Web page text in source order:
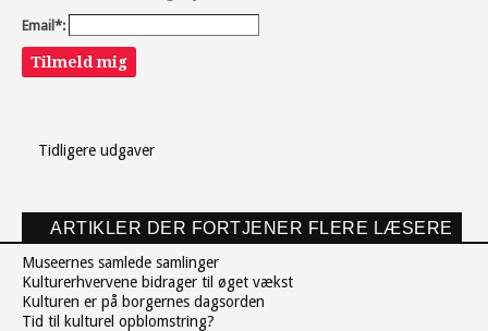
Email*:
Tilmeld mig
Tidligere udgaver
ARTIKLER DER FORTJENER FLERE LÆSERE
Museernes samlede samlinger
Kulturerhvervene bidrager til øget vækst
Kulturen er på borgernes dagsorden
Tid til kulturel opblomstring?